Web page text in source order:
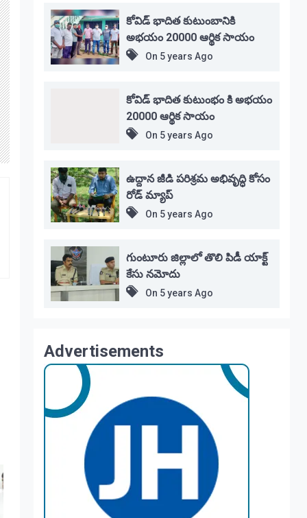
కోవిడ్ భాదిత కుటుంబానికి
అభయం 20000 ఆర్థిక సాయం
On 5 years Ago
కోవిడ్ భాదిత కుటుంభం కి అభయం
20000 ఆర్థిక సాయం
On 5 years Ago
ఉద్దాన జీడి పరిశ్రమ అభివృద్ధి కోసం
రోడ్ మ్యాప్
On 5 years Ago
గుంటూరు జిల్లాలో తొలి పిడీ యాక్ట్
కేసు నమోదు
On 5 years Ago
Advertisements